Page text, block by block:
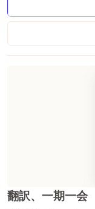
翻訳、一期一会